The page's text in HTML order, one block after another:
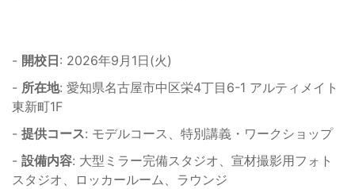
- 開校日 : 2026年9月1日(火)
- 所在地: 愛知県名古屋市中区栄4丁目6-1 アルティメイト
東新町1F
- 提供コース: モデルコース、特別講義・ワークショップ
- 設備内容: 大型ミラー完備スタジオ、宣材撮影用フォト
スタジオ、ロッカールーム、ラウンジ